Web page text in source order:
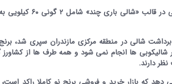
در سنت فروش شالی در منطقه شرق مازندران به ازای هر ۱۲۰ کیلو شالی
که ۲ هفته از آغاز برداشت شالی در منطقه مرکزی مازندران سپری شد،
ها انجام نمی شود و همه طرف ها از کشاورز
دارند.
سالگرد ارتحال
ساری